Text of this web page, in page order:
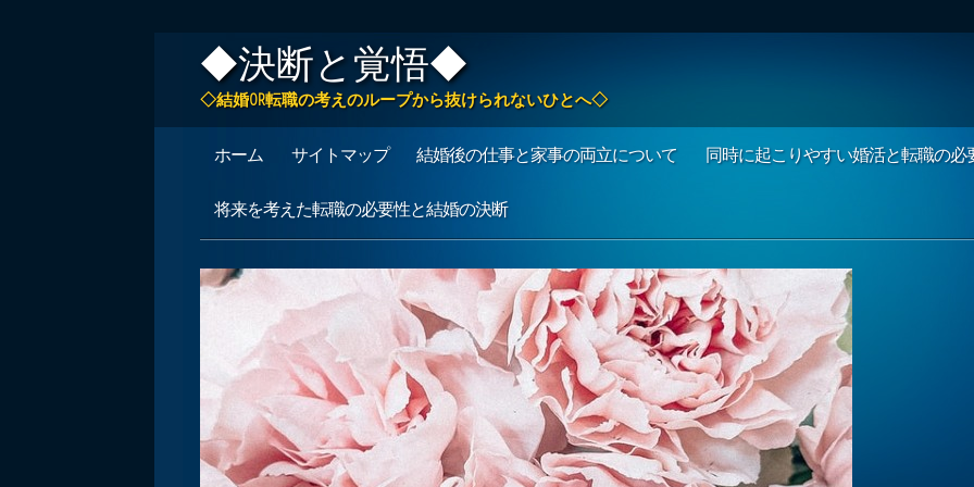
◆決断と覚悟◆
◇結婚OR転職の考えのループから抜けられないひとへ◇
Main menu
ホーム サイトマップ 結婚後の仕事と家事の両立について 同時に起こりやすい婚活と転職の必
将来を考えた転職の必要性と結婚の決断